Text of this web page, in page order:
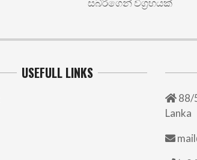
සබ්රිගෙන් විග්‍රහයක්
USEFULL LINKS
88/
Lanka